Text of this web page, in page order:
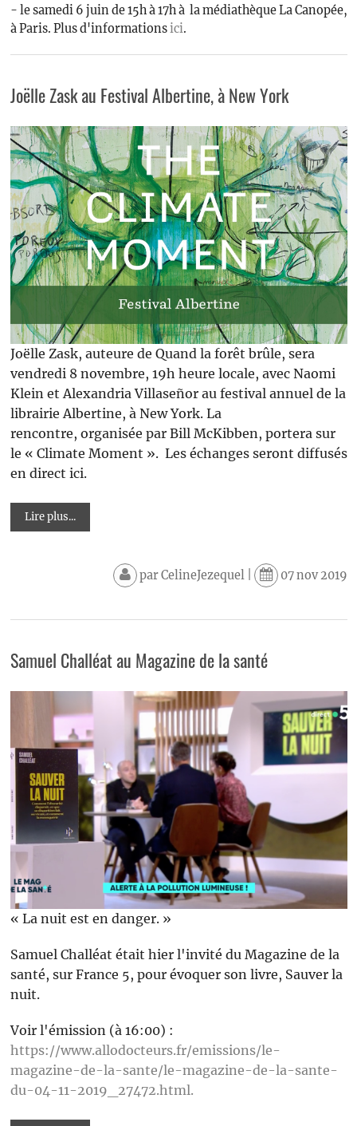
- le samedi 6 juin de 15h à 17h à la médiathèque La Canopée,
à Paris. Plus d'informationsici.
Joëlle Zask au Festival Albertine, à New York
Joëlle Zask, auteure de Quand la forêt brûle, sera
vendredi 8 novembre, 19h heure locale, avec Naomi
Klein et Alexandria Villaseñor au festival annuel de la
librairie Albertine, à New York. La
rencontre, organisée par Bill McKibben, portera sur
le « Climate Moment ». Les échanges seront diffusés
en direct ici.
Lire plus...
parCelineJezequel| 07 nov 2019
Samuel Challéat au Magazine de la santé
« La nuit est en danger. »
Samuel Challéat était hier l'invité du Magazine de la
santé, sur France 5, pour évoquer son livre, Sauver la
nuit.
Voir l'émission (à 16:00) :
https://www.allodocteurs.fr/emissions/le-
magazine-de-la-sante/le-magazine-de-la-sante-
du-04-11-2019_27472.html.